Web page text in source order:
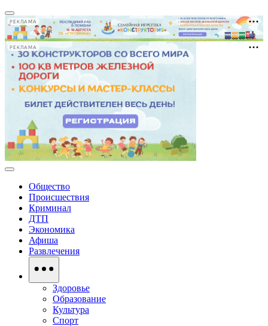
РЕКЛАМА
РЕКЛАМА
Общество
Происшествия
Криминал
ДТП
Экономика
Афиша
Развлечения
Здоровье
Образование
Культура
Спорт